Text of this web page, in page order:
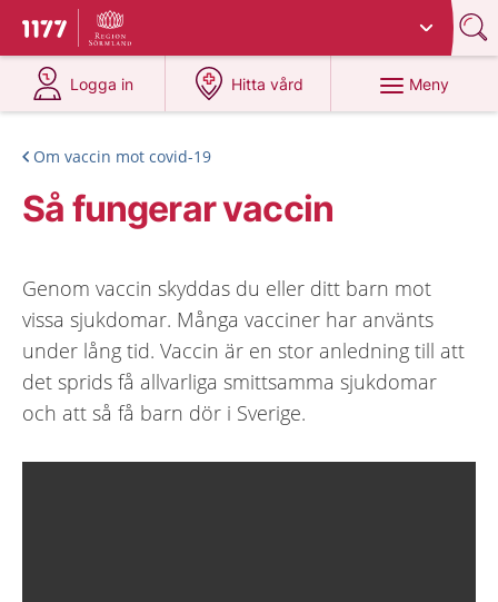
Till startsidan för 1177
Du har valt region
Logga in
på 1177.se
Hitta vård
på 1177.se
Meny
Om vaccin mot covid-19
Så fungerar vaccin
Genom vaccin skyddas du eller ditt barn mot
vissa sjukdomar. Många vacciner har använts
under lång tid. Vaccin är en stor anledning till att
det sprids få allvarliga smittsamma sjukdomar
och att så få barn dör i Sverige.